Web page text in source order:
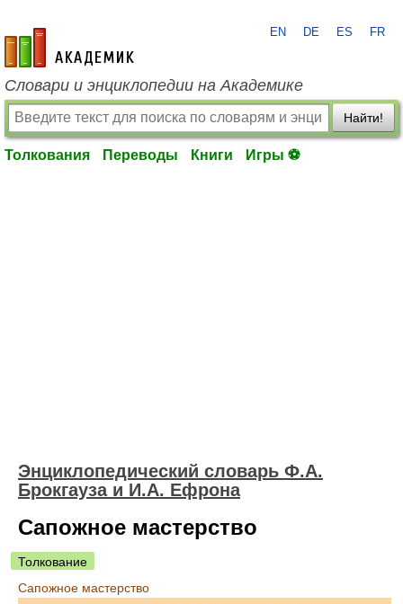
academic.ru
EN DE ES FR
Словари и энциклопедии на Академике
Найти!
Толкования Переводы Книги Игры ⚽
Энциклопедический словарь Ф.А.
Брокгауза и И.А. Ефрона
Сапожное мастерство
Толкование
Сапожное мастерство